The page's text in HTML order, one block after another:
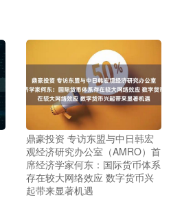
鼎豪投资 专访东盟与中日韩宏
观经济研究办公室（AMRO）首
席经济学家何东：国际货币体系
存在较大网络效应 数字货币兴
起带来显著机遇